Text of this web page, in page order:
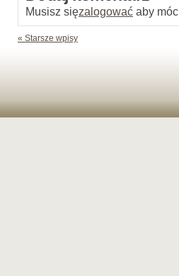
Musisz sięzalogować aby
« Starsze wpisy